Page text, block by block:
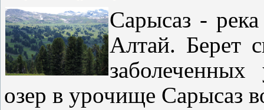
Сарысаз -
Алтай. Берет
озер в урочище Сарысаз